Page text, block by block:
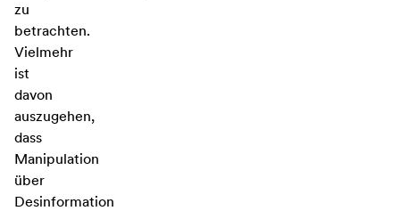
zu
betrachten.
Vielmehr
ist
davon
auszugehen,
dass
Manipulation
über
Desinformation